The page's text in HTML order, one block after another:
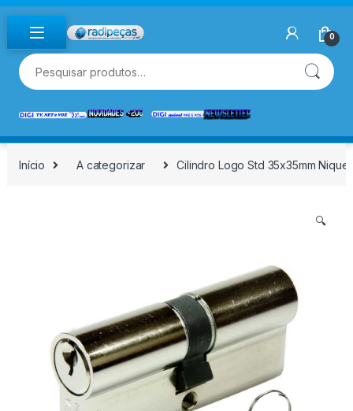
Skip to navigation
Skip to content
0
Pesquisar por:
Início A categorizar Cilindro Logo Std 35x35mm
🔍